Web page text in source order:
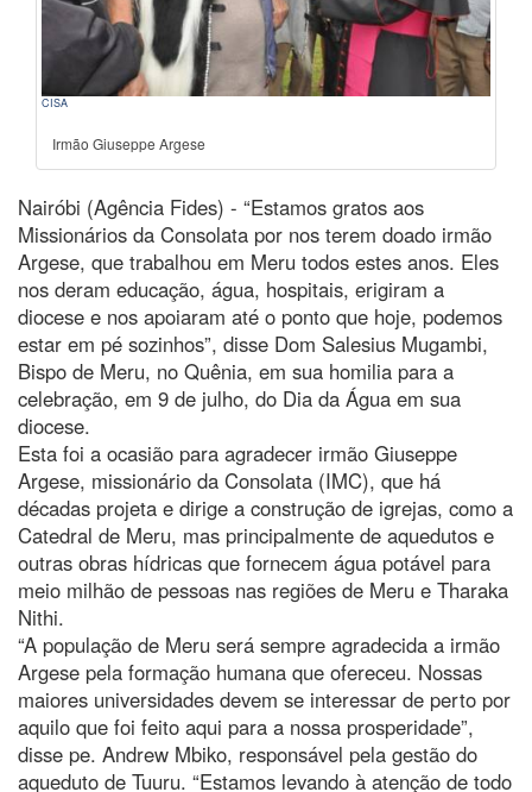
CISA
Irmão Giuseppe Argese
Nairóbi (Agência Fides) - “Estamos gratos aos
Missionários da Consolata por nos terem doado irmão
Argese, que trabalhou em Meru todos estes anos. Eles
nos deram educação, água, hospitais, erigiram a
diocese e nos apoiaram até o ponto que hoje, podemos
estar em pé sozinhos”, disse Dom Salesius Mugambi,
Bispo de Meru, no Quênia, em sua homilia para a
celebração, em 9 de julho, do Dia da Água em sua
diocese.
Esta foi a ocasião para agradecer irmão Giuseppe
Argese, missionário da Consolata (IMC), que há
décadas projeta e dirige a construção de igrejas, como a
Catedral de Meru, mas principalmente de aquedutos e
outras obras hídricas que fornecem água potável para
meio milhão de pessoas nas regiões de Meru e Tharaka
Nithi.
“A população de Meru será sempre agradecida a irmão
Argese pela formação humana que ofereceu. Nossas
maiores universidades devem se interessar de perto por
aquilo que foi feito aqui para a nossa prosperidade”,
disse pe. Andrew Mbiko, responsável pela gestão do
aqueduto de Tuuru. “Estamos levando à atenção de todo